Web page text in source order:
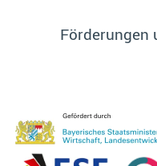
Förderungen